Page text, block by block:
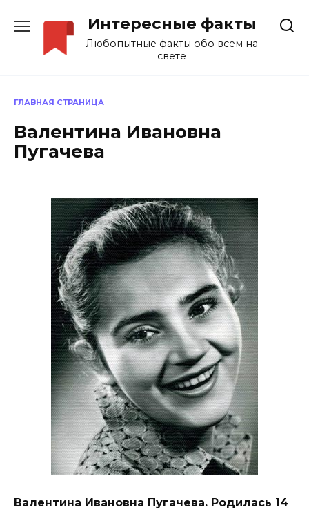
содержанию
Интересные факты
Любопытные факты обо всем на
свете
ГЛАВНАЯ СТРАНИЦА
Валентина Ивановна
Пугачева
Валентина Ивановна Пугачева. Родилась 14